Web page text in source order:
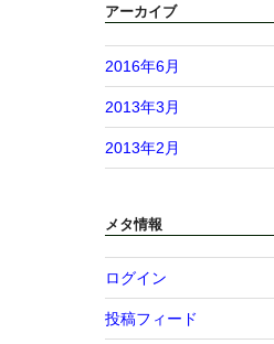
アーカイブ
2016年6月
2013年3月
2013年2月
メタ情報
ログイン
投稿フィード